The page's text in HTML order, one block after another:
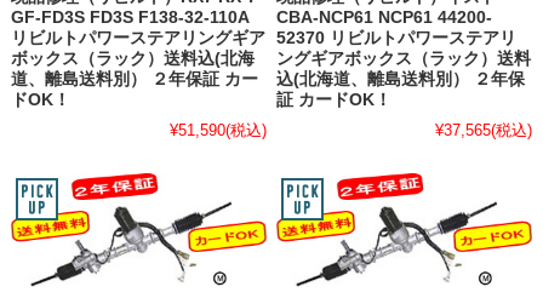
GF-FD3S FD3S F138-32-110A
リビルトパワーステアリングギア
ボックス（ラック）送料込(北海
道、離島送料別） ２年保証 カー
ドOK！
¥51,590(税込)
CBA-NCP61 NCP61 44200-
52370 リビルトパワーステアリ
ングギアボックス（ラック）送料
込(北海道、離島送料別） ２年保
証 カードOK！
¥37,565(税込)